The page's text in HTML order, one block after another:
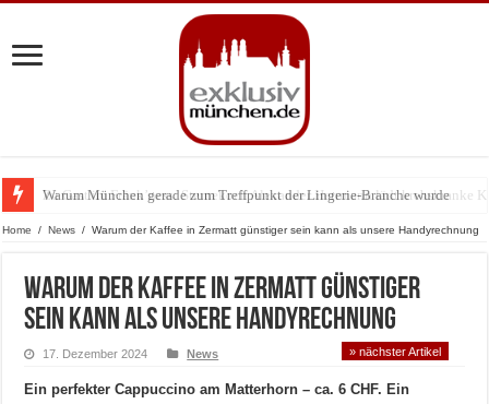
Warum München gerade zum Treffpunkt der Lingerie-Branche wurde
Home / News / Warum der Kaffee in Zermatt günstiger sein kann als unsere Handyrechnung
Warum der Kaffee in Zermatt günstiger
sein kann als unsere Handyrechnung
17. Dezember 2024 News » nächster Artikel
Ein perfekter Cappuccino am Matterhorn – ca. 6 CHF. Ein